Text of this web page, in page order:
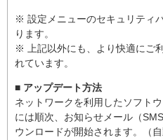
※ 設定メニューのセキュリティ
ります。
※ 上記以外にも、より快適にご
れています。
■ アップデート方法
ネットワークを利用したソフト
には順次、お知らせメール（
ウンロードが開始されます。（